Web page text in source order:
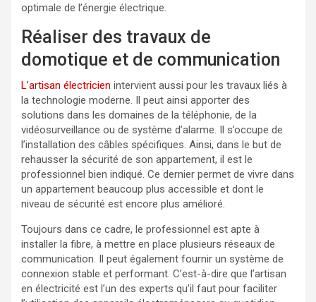
optimale de l’énergie électrique.
Réaliser des travaux de
domotique et de communication
L’artisan électricien intervient aussi pour les travaux liés à
la technologie moderne. Il peut ainsi apporter des
solutions dans les domaines de la téléphonie, de la
vidéosurveillance ou de système d’alarme. Il s’occupe de
l’installation des câbles spécifiques. Ainsi, dans le but de
rehausser la sécurité de son appartement, il est le
professionnel bien indiqué. Ce dernier permet de vivre dans
un appartement beaucoup plus accessible et dont le
niveau de sécurité est encore plus amélioré.
Toujours dans ce cadre, le professionnel est apte à
installer la fibre, à mettre en place plusieurs réseaux de
communication. Il peut également fournir un système de
connexion stable et performant. C’est-à-dire que l’artisan
en électricité est l’un des experts qu’il faut pour faciliter